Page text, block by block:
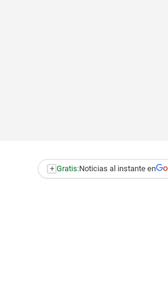
+ Gratis:Noticias al instante en